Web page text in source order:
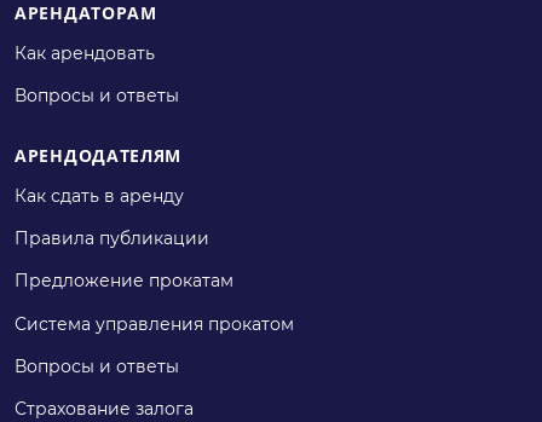
АРЕНДАТОРАМ
Как арендовать
Вопросы и ответы
АРЕНДОДАТЕЛЯМ
Как сдать в аренду
Правила публикации
Предложение прокатам
Система управления прокатом
Вопросы и ответы
Страхование залога